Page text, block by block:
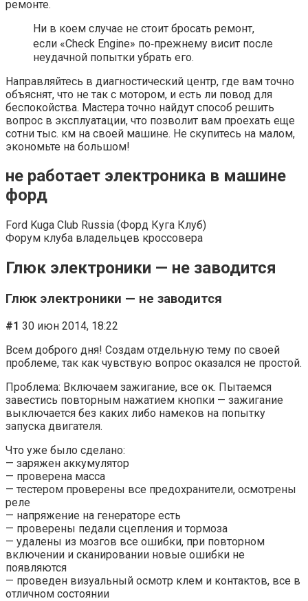
ремонте.
Ни в коем случае не стоит бросать ремонт,
если «Check Engine» по‐прежнему висит после
неудачной попытки убрать его.
Направляйтесь в диагностический центр, где вам точно
объяснят, что не так с мотором, и есть ли повод для
беспокойства. Мастера точно найдут способ решить
вопрос в эксплуатации, что позволит вам проехать еще
сотни тыс. км на своей машине. Не скупитесь на малом,
экономьте на большом!
не работает электроника в машине
форд
Ford Kuga Club Russia (Форд Куга Клуб)
Форум клуба владельцев кроссовера
Глюк электроники — не заводится
Глюк электроники — не заводится
#1 30 июн 2014, 18:22
Всем доброго дня! Создам отдельную тему по своей
проблеме, так как чувствую вопрос оказался не простой.
Проблема: Включаем зажигание, все ок. Пытаемся
завестись повторным нажатием кнопки — зажигание
выключается без каких либо намеков на попытку
запуска двигателя.
Что уже было сделано:
— заряжен аккумулятор
— проверена масса
— тестером проверены все предохранители, осмотрены
реле
— напряжение на генераторе есть
— проверены педали сцепления и тормоза
— удалены из мозгов все ошибки, при повторном
включении и сканировании новые ошибки не
появляются
— проведен визуальный осмотр клем и контактов, все в
отличном состоянии